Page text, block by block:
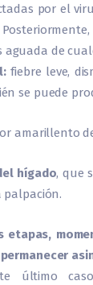
por el
de
fiebre leve,
se puede
amarillento
hígado, que
etapas,
último